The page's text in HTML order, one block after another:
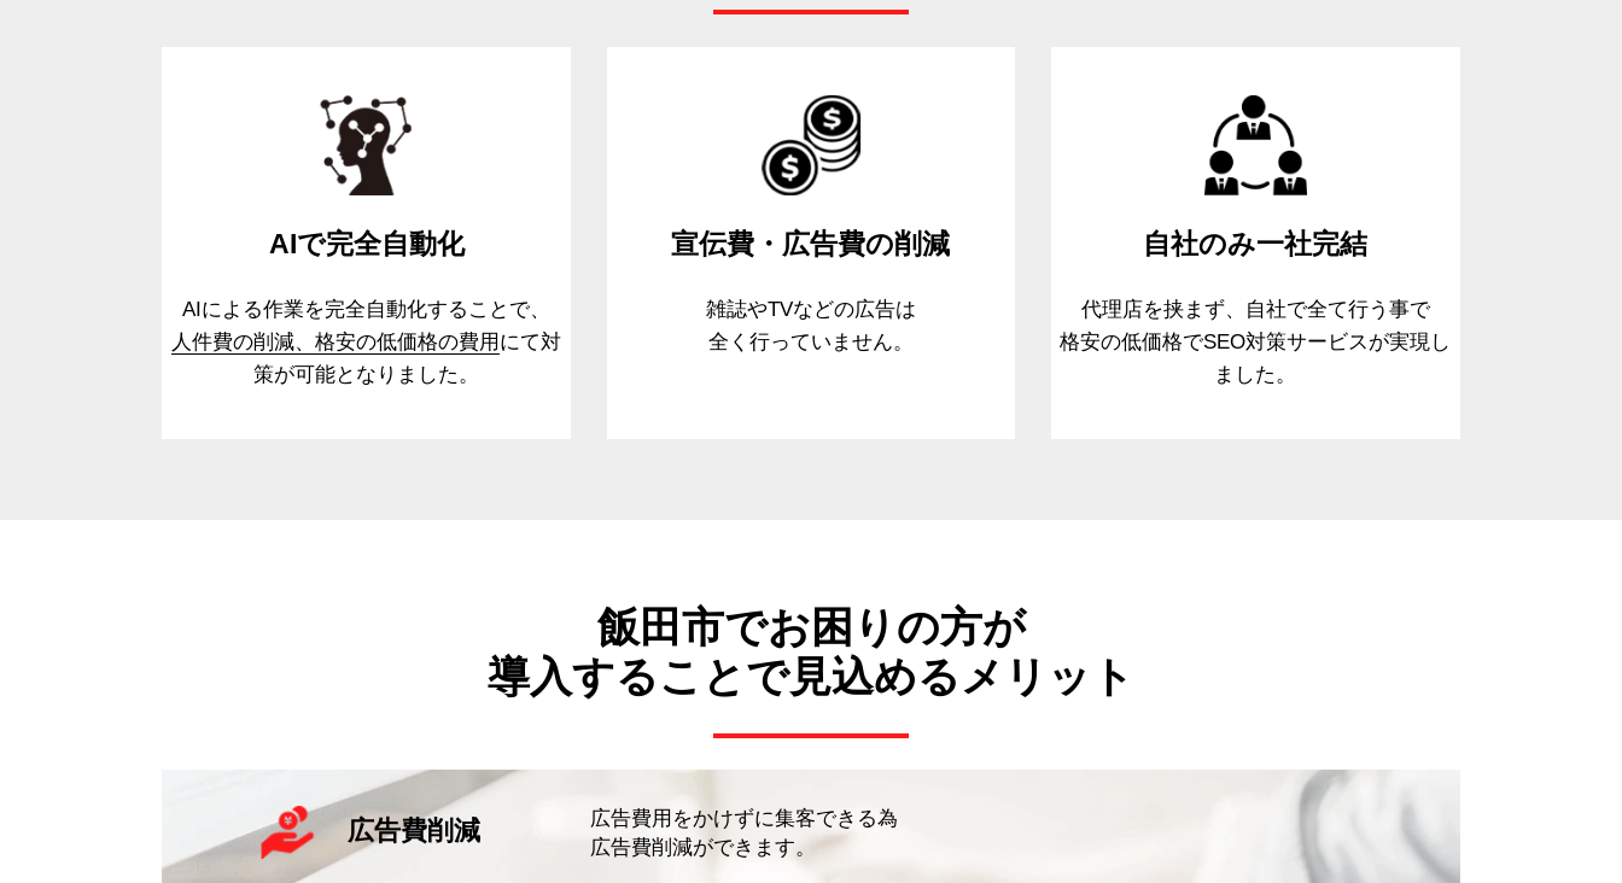
AIで完全自動化
AIによる作業を完全自動化することで、
人件費の削減、格安の低価格の費用にて対
策が可能となりました。
宣伝費・広告費の削減
雑誌やTVなどの広告は
全く行っていません。
自社のみ一社完結
代理店を挟まず、自社で全て行う事で
格安の低価格でSEO対策サービスが実現し
ました。
飯田市でお困りの方が
導入することで見込めるメリット
広告費削減
広告費用をかけずに集客できる為
広告費削減ができます。